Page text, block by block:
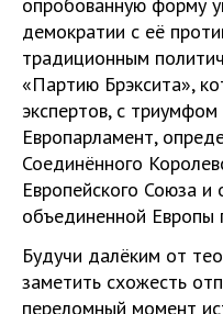
демократии с её
традиционным
«Партию Брэксита»,
экспертов, с триумфом
Европарламент,
Соединённого
Европейского Союза и
объединенной Европы
Будучи далёким от
заметить схожесть
переломный момент